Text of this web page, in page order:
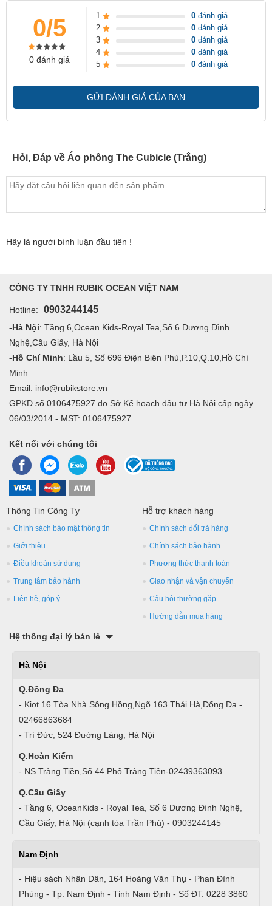
0/5
0 đánh giá
1 0 đánh giá
2
0 đánh giá
3
0 đánh giá
4
0 đánh giá
5
0 đánh giá
GỬI ĐÁNH GIÁ CỦA BẠN
Hỏi, Đáp về Áo phông The Cubicle (Trắng)
Hãy là người bình luận đầu tiên !
CÔNG TY TNHH RUBIK OCEAN VIỆT NAM
Hotline: 0903244145
-Hà Nội: Tầng 6,Ocean Kids-Royal Tea,Số 6 Dương Đình
Nghệ,Cầu Giấy, Hà Nội
-Hồ Chí Minh: Lầu 5, Số 696 Điện Biên Phủ,P.10,Q.10,Hồ Chí
Minh
Email: info@rubikstore.vn
GPKD số 0106475927 do Sở Kế hoạch đầu tư Hà Nội cấp ngày
06/03/2014 - MST: 0106475927
Kết nối với chúng tôi
Thông Tin Công Ty
Chính sách bảo mật thông tin
Giới thiệu
Điều khoản sử dụng
Trung tâm bảo hành
Liên hệ, góp ý
Hỗ trợ khách hàng
Chính sách đổi trả hàng
Chính sách bảo hành
Phương thức thanh toán
Giao nhận và vận chuyển
Câu hỏi thường gặp
Hướng dẫn mua hàng
Hệ thống đại lý bán lẻ
Hà Nội
Q.Đống Đa
- Kiot 16 Tòa Nhà Sông Hồng,Ngõ 163 Thái Hà,Đống Đa -
02466863684
- Trí Đức, 524 Đường Láng, Hà Nội
Q.Hoàn Kiếm
- NS Tràng Tiền,Số 44 Phố Tràng Tiền-02439363093
Q.Cầu Giấy
- Tầng 6, OceanKids - Royal Tea, Số 6 Dương Đình Nghệ,
Cầu Giấy, Hà Nội (cạnh tòa Trần Phú) - 0903244145
Nam Định
- Hiệu sách Nhân Dân, 164 Hoàng Văn Thụ - Phan Đình
Phùng - Tp. Nam Định - Tỉnh Nam Định - Số ĐT: 0228 3860